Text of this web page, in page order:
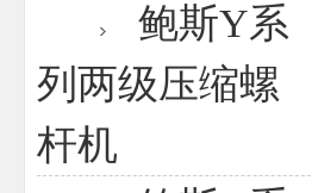
鲍斯Y系
列两级压缩螺
杆机